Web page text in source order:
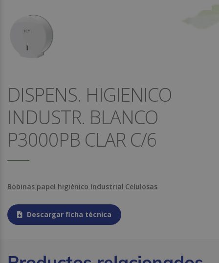
DISPENS. HIGIENICO
INDUSTR. BLANCO
P3000PB CLAR C/6
Bobinas papel higiénico Industrial Celulosas
Descargar ficha técnica